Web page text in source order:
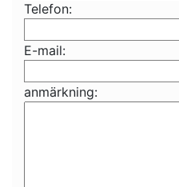
Telefon:
E-mail:
anmärkning: